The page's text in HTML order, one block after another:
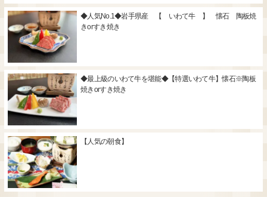
◆人気No.1◆岩手県産 【 いわて牛 】 懐石 陶板焼
きorすき焼き
◆最上級のいわて牛を堪能◆【特選いわて牛】懐石※陶板
焼きorすき焼き
【人気の朝食】